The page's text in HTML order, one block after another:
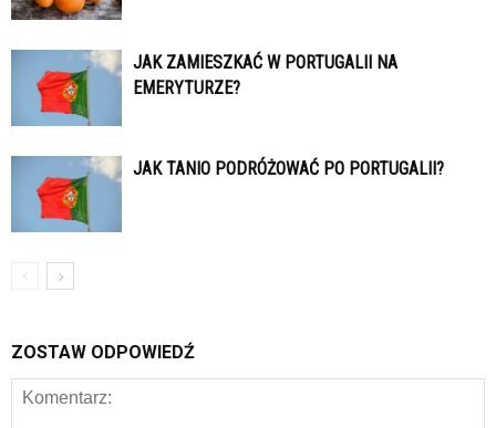
JAK ZAMIESZKAĆ W PORTUGALII NA
EMERYTURZE?
JAK TANIO PODRÓŻOWAĆ PO PORTUGALII?
ZOSTAW ODPOWIEDŹ